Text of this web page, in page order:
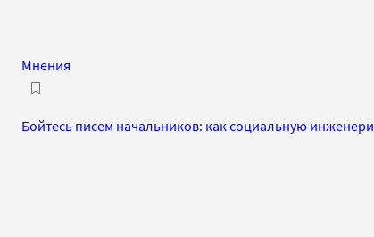
Мнения
Бойтесь писем начальников: как социальную